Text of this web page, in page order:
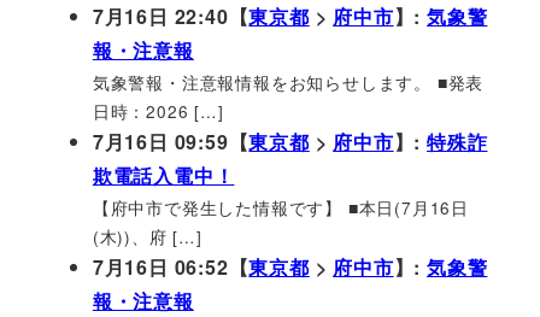
7月16日 22:40【東京都 > 府中市】:気象警
報・注意報
気象警報・注意報情報をお知らせします。 ■発表
日時：2026 […]
7月16日 09:59【東京都 > 府中市】:特殊詐
欺電話入電中！
【府中市で発生した情報です】 ■本日(7月16日
(木))、府 […]
7月16日 06:52【東京都 > 府中市】:気象警
報・注意報